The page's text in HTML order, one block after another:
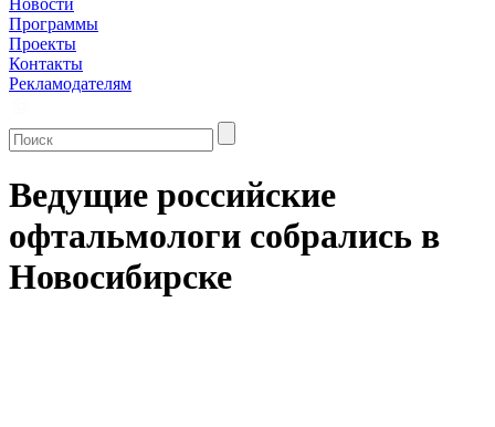
Новости
Программы
Проекты
Контакты
Рекламодателям
Ведущие российские
офтальмологи собрались в
Новосибирске